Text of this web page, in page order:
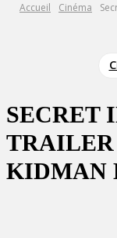
Accueil Cinéma
SECRET
TRAILER
KIDMAN